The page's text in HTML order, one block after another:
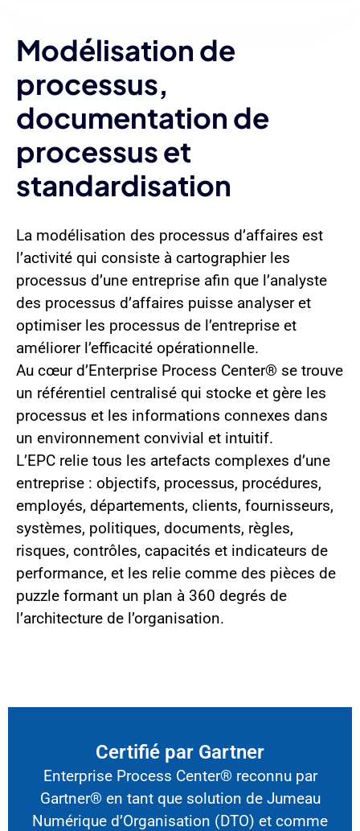
Modélisation de
processus,
documentation de
processus et
standardisation
La modélisation des processus d’affaires est
l’activité qui consiste à cartographier les
processus d’une entreprise afin que l’analyste
des processus d’affaires puisse analyser et
optimiser les processus de l’entreprise et
améliorer l’efficacité opérationnelle.
Au cœur d’Enterprise Process Center® se trouve
un référentiel centralisé qui stocke et gère les
processus et les informations connexes dans
un environnement convivial et intuitif.
L’EPC relie tous les artefacts complexes d’une
entreprise : objectifs, processus, procédures,
employés, départements, clients, fournisseurs,
systèmes, politiques, documents, règles,
risques, contrôles, capacités et indicateurs de
performance, et les relie comme des pièces de
puzzle formant un plan à 360 degrés de
l’architecture de l’organisation.
Certifié par Gartner
Enterprise Process Center® reconnu par
Gartner® en tant que solution de Jumeau
Numérique d’Organisation (DTO) et comme